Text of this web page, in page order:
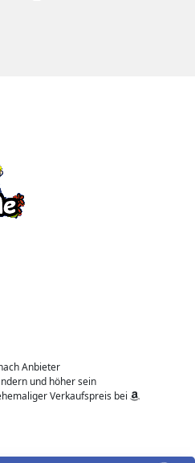
Anbieter
und höher sein
Verkaufspreis bei